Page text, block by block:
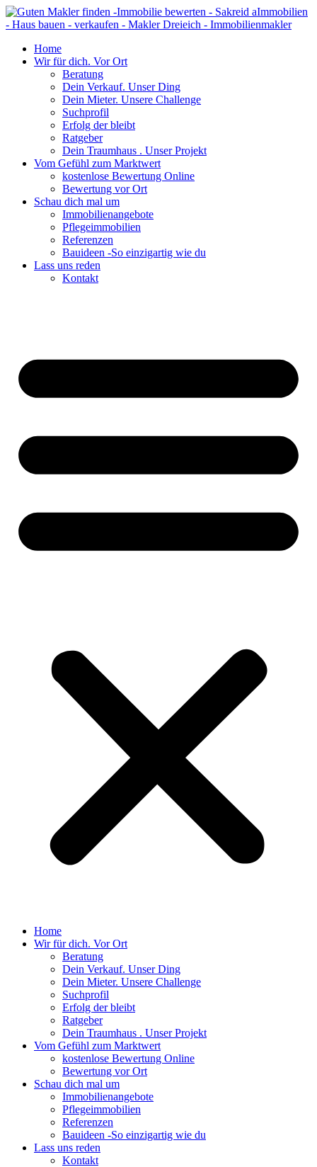
Home
Wir für dich. Vor Ort
Beratung
Dein Verkauf. Unser Ding
Dein Mieter. Unsere Challenge
Suchprofil
Erfolg der bleibt
Ratgeber
Dein Traumhaus . Unser Projekt
Vom Gefühl zum Marktwert
kostenlose Bewertung Online
Bewertung vor Ort
Schau dich mal um
Immobilienangebote
Pflegeimmobilien
Referenzen
Bauideen -So einzigartig wie du
Lass uns reden
Kontakt
Home
Wir für dich. Vor Ort
Beratung
Dein Verkauf. Unser Ding
Dein Mieter. Unsere Challenge
Suchprofil
Erfolg der bleibt
Ratgeber
Dein Traumhaus . Unser Projekt
Vom Gefühl zum Marktwert
kostenlose Bewertung Online
Bewertung vor Ort
Schau dich mal um
Immobilienangebote
Pflegeimmobilien
Referenzen
Bauideen -So einzigartig wie du
Lass uns reden
Kontakt